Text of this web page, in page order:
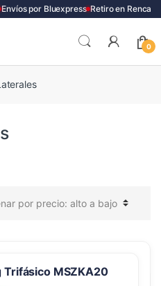
por Bluexpress Retiro en Renca
0
MSZKA20